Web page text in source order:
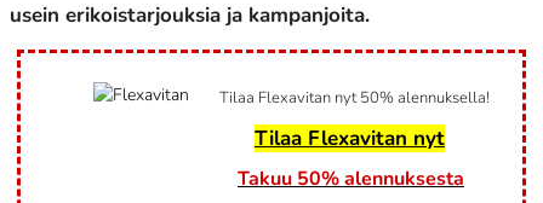
usein erikoistarjouksia ja kampanjoita.
Tilaa Flexavitan nyt 50% alennuksella!
Tilaa Flexavitan nyt
Takuu 50% alennuksesta